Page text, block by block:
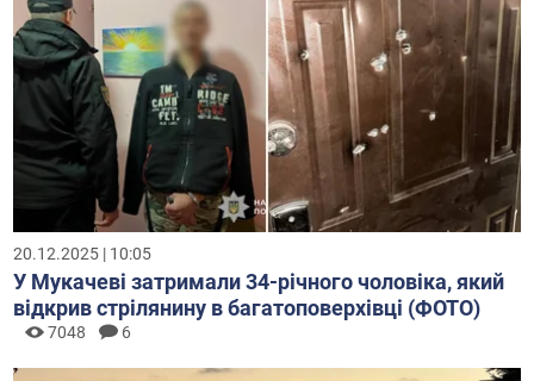
20.12.2025 | 10:05
У Мукачеві затримали 34-річного чоловіка, який
відкрив стрілянину в багатоповерхівці (ФОТО)
7048 6